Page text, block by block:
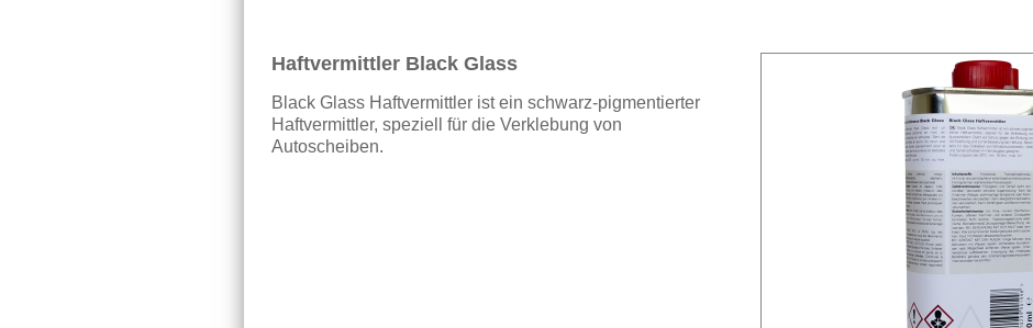
Haftvermittler Black Glass
Black Glass Haftvermittler ist ein schwarz-pigmentierter
Haftvermittler, speziell für die Verklebung von
Autoscheiben.